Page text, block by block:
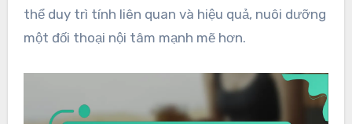
thể duy trì tính liên quan và hiệu quả, nuôi dưỡng
một đối thoại nội tâm mạnh mẽ hơn.